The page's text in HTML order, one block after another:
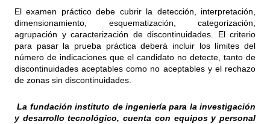
El examen práctico debe cubrir la detección, interpretación,
dimensionamiento, esquematización, categorización,
agrupación y caracterización de discontinuidades. El criterio
para pasar la prueba práctica deberá incluir los límites del
número de indicaciones que el candidato no detecte, tanto de
discontinuidades aceptables como no aceptables y el rechazo
de zonas sin discontinuidades.
La fundación instituto de ingeniería para la investigación
y desarrollo tecnológico, cuenta con equipos y personal